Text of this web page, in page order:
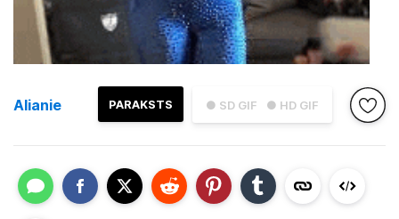
● SD GIF ● HD GIF
PARAKSTS
Alianie